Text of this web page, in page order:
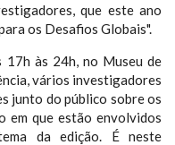
que este ano
os Desafios Globais".
17h às 24h, no Museu de
vários investigadores
junto do público sobre os
em que estão envolvidos
da edição. É neste